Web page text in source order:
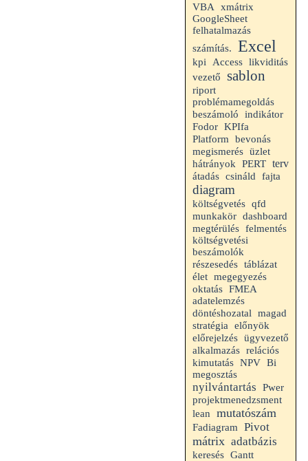
VBA
xmátrix
GoogleSheet
felhatalmazás
számítás.
Excel
kpi Access likviditás
vezető sablon
riport
problémamegoldás
beszámoló indikátor
Fodor KPIfa
Platform
bevonás
megismerés üzlet
hátrányok
PERT terv
átadás csináld fajta
diagram
költségvetés qfd
munkakör dashboard
megtérülés felmentés
költségvetési
beszámolók
részesedés táblázat
élet megegyezés
oktatás FMEA
adatelemzés
döntéshozatal
magad
stratégia
előnyök
előrejelzés ügyvezető
alkalmazás relációs
kimutatás NPV Bi
megosztás
nyilvántartás
Pwer
projektmenedzsment
lean
mutatószám
Fadiagram Pivot
mátrix adatbázis
keresés Gantt